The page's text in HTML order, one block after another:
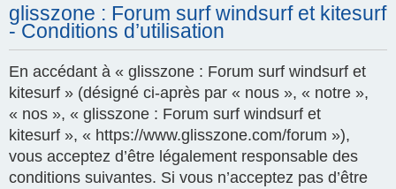
glisszone : Forum surf windsurf et kitesurf
- Conditions d’utilisation
En accédant à « glisszone : Forum surf windsurf et
kitesurf » (désigné ci-après par « nous », « notre »,
« nos », « glisszone : Forum surf windsurf et
kitesurf », « https://www.glisszone.com/forum »),
vous acceptez d’être légalement responsable des
conditions suivantes. Si vous n’acceptez pas d’être